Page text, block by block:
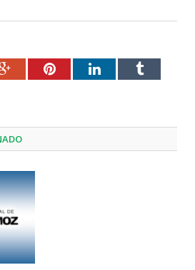
Google+PinterestLinkedInTumblr